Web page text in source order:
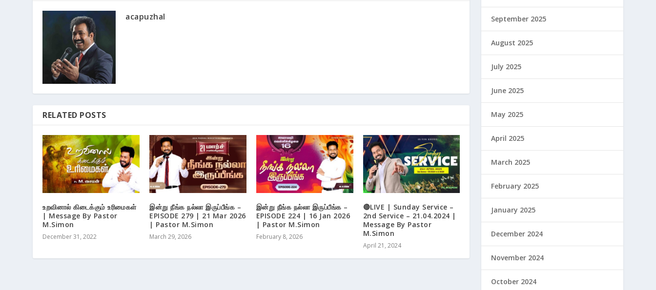
acapuzhal
RELATED POSTS
உறவினால் கிடைக்கும் உரிமைகள்
| Message By Pastor
M.Simon
December 31, 2022
இன்று நீங்க நல்லா இருப்பீங்க –
EPISODE 279 | 21 Mar 2026
| Pastor M.Simon
March 29, 2026
இன்று நீங்க நல்லா இருப்பீங்க –
EPISODE 224 | 16 Jan 2026
| Pastor M.Simon
February 8, 2026
🔴LIVE | Sunday Service –
2nd Service – 21.04.2024 |
Message By Pastor
M.Simon
April 21, 2024
September 2025
August 2025
July 2025
June 2025
May 2025
April 2025
March 2025
February 2025
January 2025
December 2024
November 2024
October 2024